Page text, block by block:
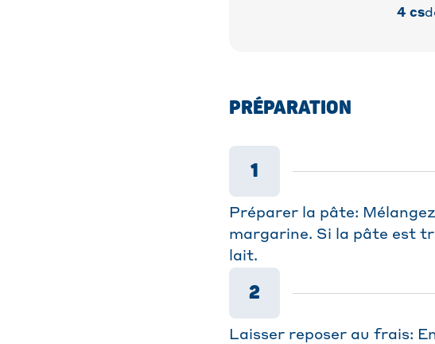
4 cs
PRÉPARATION
1
Préparer la pâte:
margarine. Si la pâte est
lait.
2
Laisser reposer au frais: